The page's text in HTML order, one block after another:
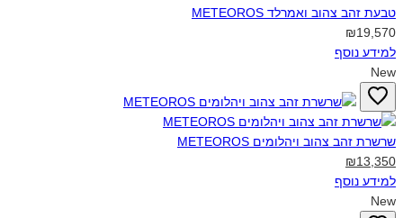
טבעת זהב צהוב ואמרלד METEOROS‎
₪19,570
למידע נוסף
New
שרשרת זהב צהוב ויהלומים METEOROS‎
₪13,350
למידע נוסף
New